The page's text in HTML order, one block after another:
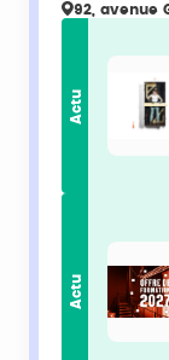
92, avenue
Actu
Actu